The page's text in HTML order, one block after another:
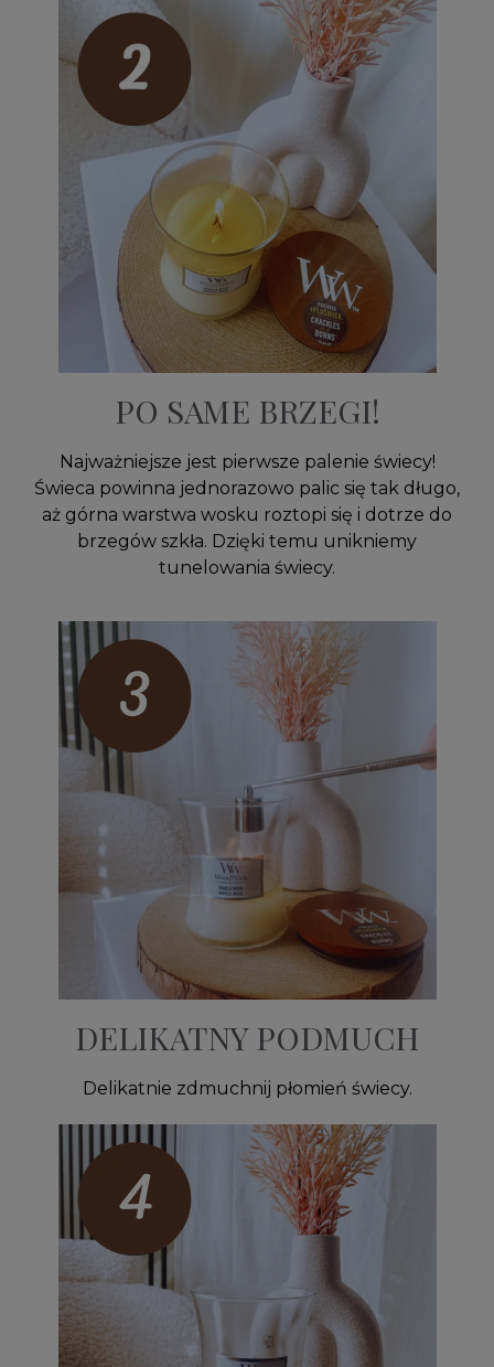
PO SAME BRZEGI!
Najważniejsze jest pierwsze palenie świecy!
Świeca powinna jednorazowo palic się tak długo,
aż górna warstwa wosku roztopi się i dotrze do
brzegów szkła. Dzięki temu unikniemy
tunelowania świecy.
DELIKATNY PODMUCH
Delikatnie zdmuchnij płomień świecy.